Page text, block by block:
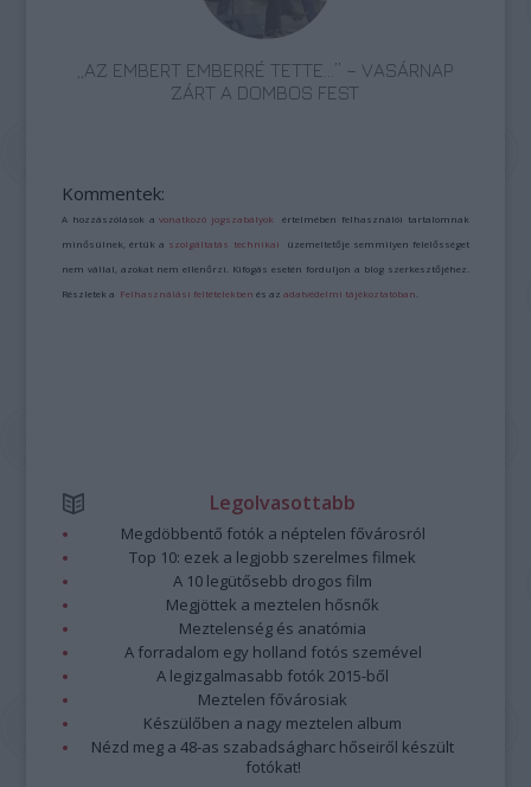
„AZ EMBERT EMBERRÉ TETTE…” – VASÁRNAP
ZÁRT A DOMBOS FEST
Kommentek:
A hozzászólások avonatkozó jogszabályok értelmében felhasználói tartalomnak
minősülnek, értük a szolgáltatás technikai üzemeltetője semmilyen felelősséget
nem vállal, azokat nem ellenőrzi. Kifogás esetén forduljon a blog szerkesztőjéhez.
Részletek a Felhasználási feltételekben és azadatvédelmi tájékoztatóban
Legolvasottabb
Megdöbbentő fotók a néptelen fővárosról
Top 10: ezek a legjobb szerelmes filmek
A 10 legütősebb drogos film
Megjöttek a meztelen hősnők
Meztelenség és anatómia
A forradalom egy holland fotós szemével
A legizgalmasabb fotók 2015-ből
Meztelen fővárosiak
Készülőben a nagy meztelen album
Nézd meg a 48-as szabadságharc hőseiről készült
fotókat!